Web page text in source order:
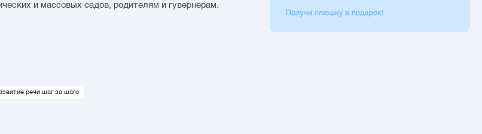
и массовых садов, родителям и гувернерам.
речи шаг за шаго